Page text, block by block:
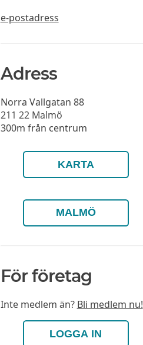
e-postadress
Adress
Norra Vallgatan 88
211 22 Malmö
300m från centrum
KARTA
MALMÖ
För företag
Inte medlem än? Bli medlem nu!
LOGGA IN